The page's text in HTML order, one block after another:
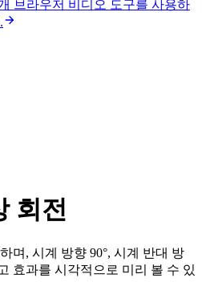
브라우저 비디오 도구를 사용하
회전
며, 시계 방향 90°, 시계 반대 방
효과를 시각적으로 미리 볼 수 있